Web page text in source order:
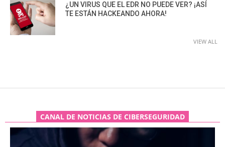
¿UN VIRUS QUE EL EDR NO PUEDE VER? ¡ASÍ
TE ESTÁN HACKEANDO AHORA!
VIEW ALL
CANAL DE NOTICIAS DE CIBERSEGURIDAD